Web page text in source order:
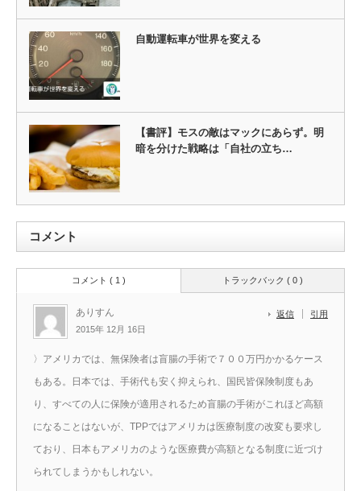
自動運転車が世界を変える
【書評】モスの敵はマックにあらず。明
暗を分けた戦略は「自社の立ち…
コメント
トラックバック ( 0 )
コメント ( 1 )
ありすん
2015年 12月 16日
返信 引用
〉アメリカでは、無保険者は盲腸の手術で７００万円かかるケース
もある。日本では、手術代も安く抑えられ、国民皆保険制度もあ
り、すべての人に保険が適用されるため盲腸の手術がこれほど高額
になることはないが、TPPではアメリカは医療制度の改変も要求し
ており、日本もアメリカのような医療費が高額となる制度に近づけ
られてしまうかもしれない。